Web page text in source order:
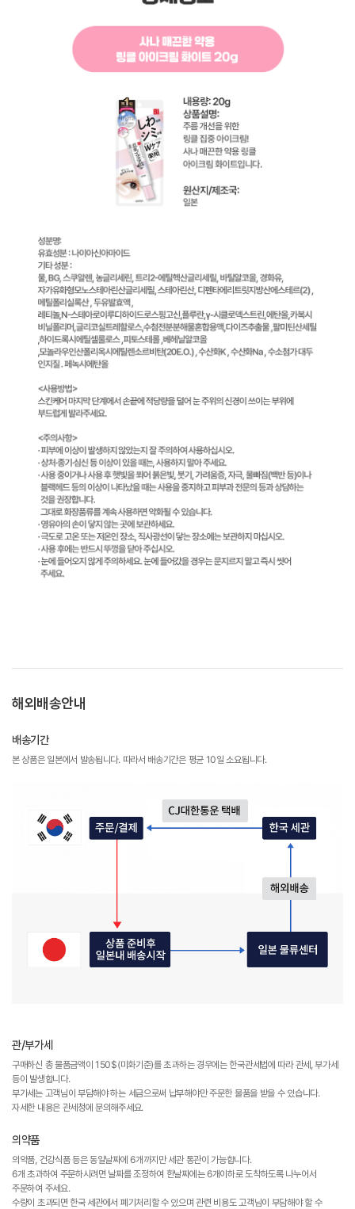
해외배송안내
배송기간
본 상품은 일본에서 발송됩니다. 따라서 배송기간은 평균 10일 소요됩니다.
관/부가세
구매하신 총 물품금액이 150$(미화기준)를 초과하는 경우에는 한국관세법에 따라 관세, 부가세
등이 발생합니다.
부가세는 고객님이 부담해야 하는 세금으로써 납부해야만 주문한 물품을 받을 수 있습니다.
자세한 내용은 관세청에 문의해주세요.
의약품
의약품, 건강식품 등은 동일날짜에 6개까지만 세관 통관이 가능합니다.
6개 초과하여 주문하시려면 날짜를 조정하여 한날짜에는 6개이하로 도착하도록 나누어서
주문하여 주세요.
수량이 초과되면 한국 세관에서 폐기처리할 수 있으며 관련 비용도 고객님이 부담해야 할 수